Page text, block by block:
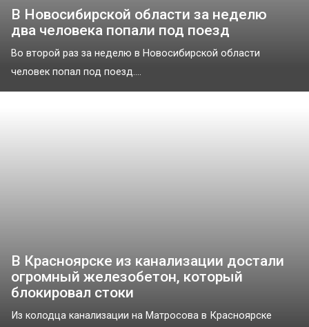
В Новосибирской области за неделю
два человека попали под поезд
Во второй раз за неделю в Новосибирской области
человек попал под поезд....
В Красноярске из канализации достали
огромный железобетон, который
блокировал стоки
Из колодца канализации на Матросова в Красноярске